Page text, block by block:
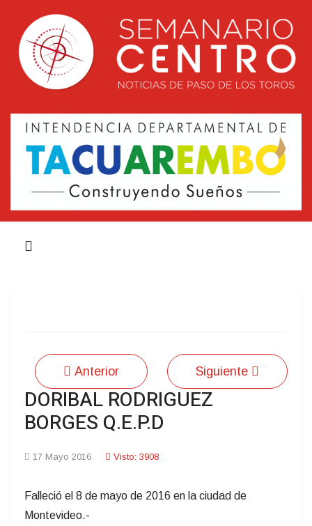
Anterior Siguiente
DORIBAL RODRIGUEZ
BORGES Q.E.P.D
17 Mayo 2016 Visto: 3908
Falleció el 8 de mayo de 2016 en la ciudad de
Montevideo.-